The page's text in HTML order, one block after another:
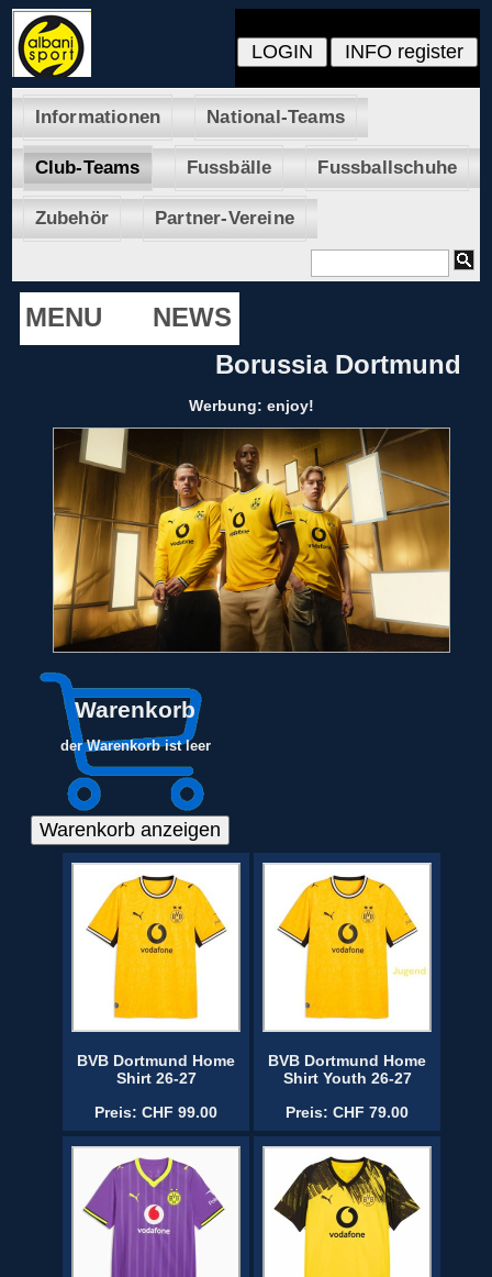
Informationen National-Teams
Club-Teams Fussbälle Fussballschuhe
Zubehör Partner-Vereine
MENU
NEWS
Borussia Dortmund
Werbung: enjoy!
Warenkorb
der Warenkorb ist leer
BVB Dortmund Home
Shirt 26-27
Preis: CHF 99.00
BVB Dortmund Home
Shirt Youth 26-27
Preis: CHF 79.00